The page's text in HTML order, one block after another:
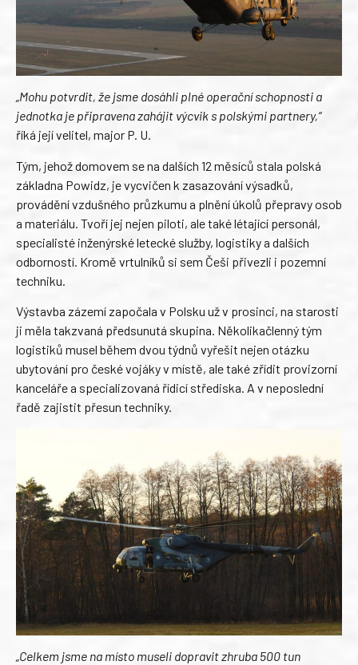
„Mohu potvrdit, že jsme dosáhli plné operační schopnosti a
jednotka je připravena zahájit výcvik s polskými partnery,“
říká její velitel, major P. U.
Tým, jehož domovem se na dalších 12 měsíců stala polská
základna Powidz, je vycvičen k zasazování výsadků,
provádění vzdušného průzkumu a plnění úkolů přepravy osob
a materiálu. Tvoří jej nejen piloti, ale také létající personál,
specialisté inženýrské letecké služby, logistiky a dalších
odborností. Kromě vrtulníků si sem Češi přivezli i pozemní
techniku.
Výstavba zázemí započala v Polsku už v prosinci, na starosti
ji měla takzvaná předsunutá skupina. Několikačlenný tým
logistiků musel během dvou týdnů vyřešit nejen otázku
ubytování pro české vojáky v místě, ale také zřídit provizorní
kanceláře a specializovaná řídicí střediska. A v neposlední
řadě zajistit přesun techniky.
„Celkem jsme na místo museli dopravit zhruba 500 tun